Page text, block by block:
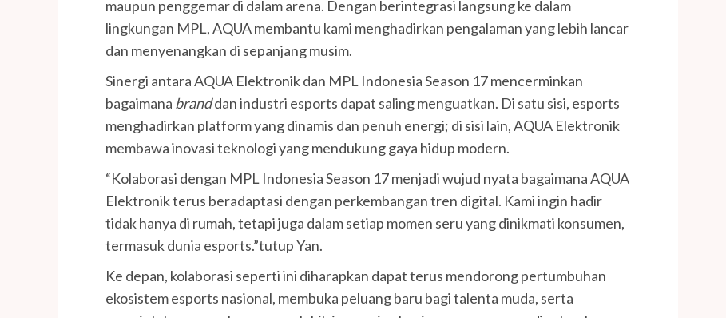
maupun penggemar di dalam arena. Dengan berintegrasi langsung ke dalam
lingkungan MPL, AQUA membantu kami menghadirkan pengalaman yang lebih lancar
dan menyenangkan di sepanjang musim.
Sinergi antara AQUA Elektronik dan MPL Indonesia Season 17 mencerminkan
bagaimana branddan industri esports dapat saling menguatkan. Di satu sisi, esports
menghadirkan platform yang dinamis dan penuh energi; di sisi lain, AQUA Elektronik
membawa inovasi teknologi yang mendukung gaya hidup modern.
“Kolaborasi dengan MPL Indonesia Season 17 menjadi wujud nyata bagaimana AQUA
Elektronik terus beradaptasi dengan perkembangan tren digital. Kami ingin hadir
tidak hanya di rumah, tetapi juga dalam setiap momen seru yang dinikmati konsumen,
termasuk dunia esports.”tutup Yan.
Ke depan, kolaborasi seperti ini diharapkan dapat terus mendorong pertumbuhan
ekosistem esports nasional, membuka peluang baru bagi talenta muda, serta